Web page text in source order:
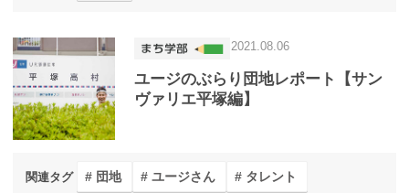
ユージのぶらり団地レポート【サン
ヴァリエ平塚編】
2021.08.06
関連タグ 団地 ユージさん タレント